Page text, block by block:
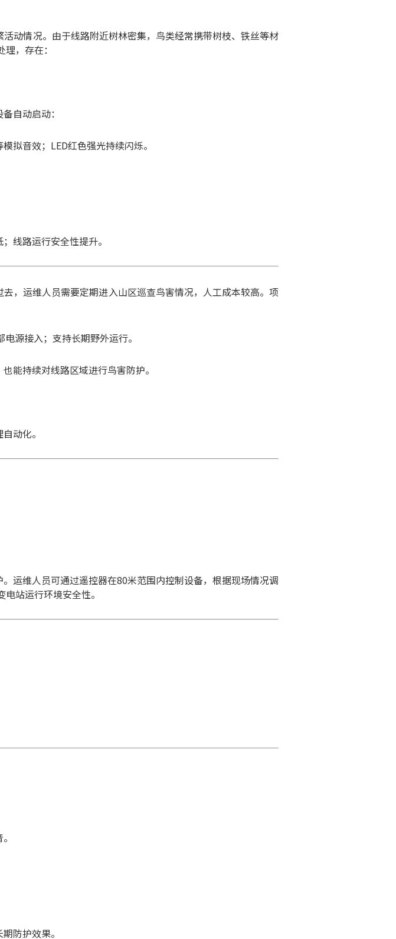
动情况。 由于线路附近树林密集，鸟类经常携带树枝、铁丝等材
，存在：
自动启动：
拟音效； LED红色强光持续闪烁。
线路运行安全性提升。
去，运维人员需要定期进入山区巡查鸟害情况，人工成本较高。项
源接入； 支持长期野外运行。
能持续对线路区域进行鸟害防护。
动化。
运维人员可通过遥控器在80米范围内控制设备，根据现场情况调
站运行环境安全性。
防护效果。